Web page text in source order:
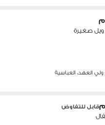
ويل صغيرة
العهد، العباسية
قابل للتفاوض